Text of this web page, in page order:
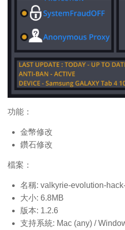
功能：
金幣修改
鑽石修改
檔案：
名稱: valkyrie-evolution-
大小: 6.8MB
版本: 1.2.6
支持系統: Mac (any) /